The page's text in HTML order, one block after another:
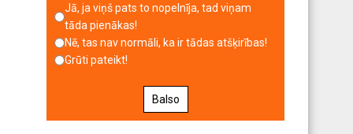
Jā, ja viņš pats to nopelnīja, tad viņam
tāda pienākas!
Nē, tas nav normāli, ka ir tādas atšķirības!
Grūti pateikt!
Balso